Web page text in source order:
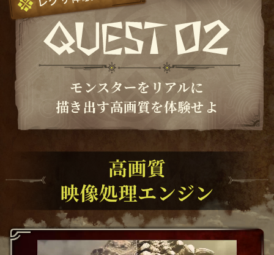
モンスターをリアルに
描き出す高画質を体験せよ